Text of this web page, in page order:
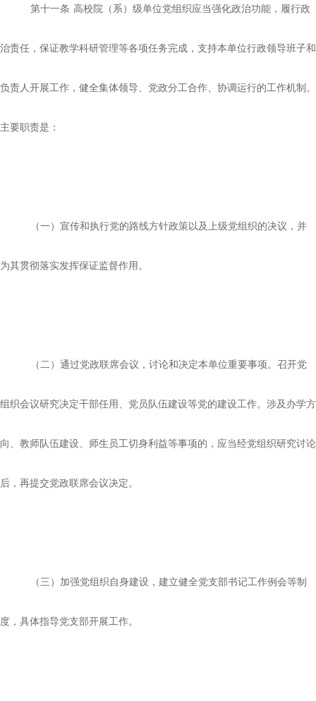
第十一条 高校院（系）级单位党组织应当强化政治功能，履行政
治责任，保证教学科研管理等各项任务完成，支持本单位行政领导班子和
负责人开展工作，健全集体领导、党政分工合作、协调运行的工作机制。
主要职责是：
（一）宣传和执行党的路线方针政策以及上级党组织的决议，并
为其贯彻落实发挥保证监督作用。
（二）通过党政联席会议，讨论和决定本单位重要事项。召开党
组织会议研究决定干部任用、党员队伍建设等党的建设工作。涉及办学方
向、教师队伍建设、师生员工切身利益等事项的，应当经党组织研究讨论
后，再提交党政联席会议决定。
（三）加强党组织自身建设，建立健全党支部书记工作例会等制
度，具体指导党支部开展工作。